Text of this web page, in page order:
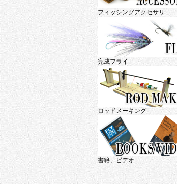
フィッシングアクセサリ
完成フライ
ロッドメーキング
書籍、ビデオ